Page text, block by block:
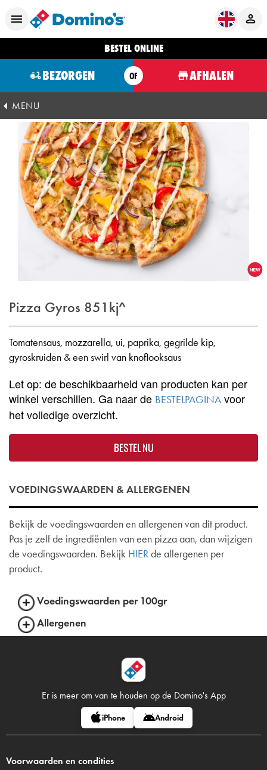
BESTEL ONLINE
BEZORGEN OF AFHALEN
MENU
Pizza Gyros 851kj^
Tomatensaus, mozzarella, ui, paprika, gegrilde kip,
gyroskruiden & een swirl van knoflooksaus
Let op: de beschikbaarheid van producten kan per
winkel verschillen. Ga naar de BESTELPAGINA voor
het volledige overzicht.
BESTEL NU
VOEDINGSWAARDEN & ALLERGENEN
Bekijk de voedingswaarden en allergenen van dit product.
Pas je zelf de ingrediënten van een pizza aan, dan wijzigen
de voedingswaarden. Bekijk HIERde allergenen per
product.
Voedingswaarden per 100gr
Allergenen
Er is meer om van te houden op de Domino's App
iPhone Android
Voorwaarden en condities